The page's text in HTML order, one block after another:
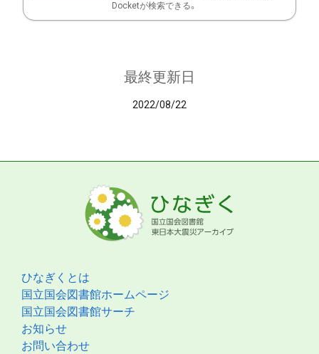
Docketが検索できる。
最終更新日
2022/08/22
ひなぎくとは
国立国会図書館ホームページ
国立国会図書館サーチ
お知らせ
お問い合わせ